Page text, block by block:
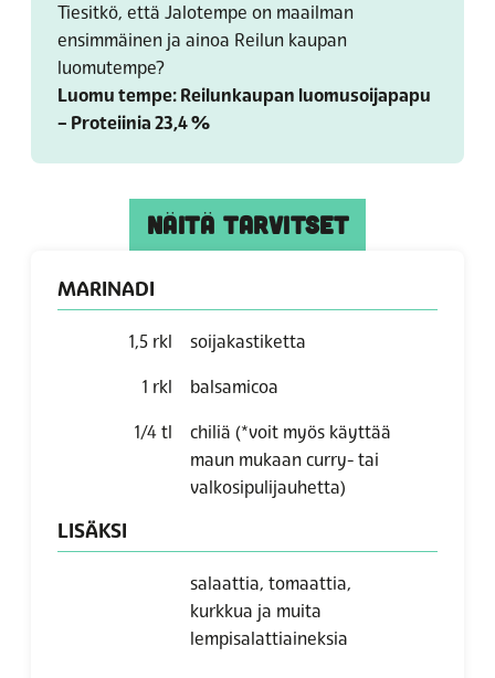
Tiesitkö, että Jalotempe on maailman
ensimmäinen ja ainoa Reilun kaupan
luomutempe?
Luomu tempe: Reilunkaupan luomusoijapapu
– Proteiinia 23,4 %
NÄITÄ TARVITSET
MARINADI
1,5 rkl soijakastiketta
1 rkl balsamicoa
1/4 tl chiliä (*voit myös käyttää
maun mukaan curry- tai
valkosipulijauhetta)
LISÄKSI
salaattia, tomaattia,
kurkkua ja muita
lempisalattiaineksia